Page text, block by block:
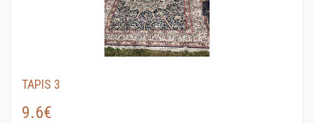
TAPIS 3
9.6€